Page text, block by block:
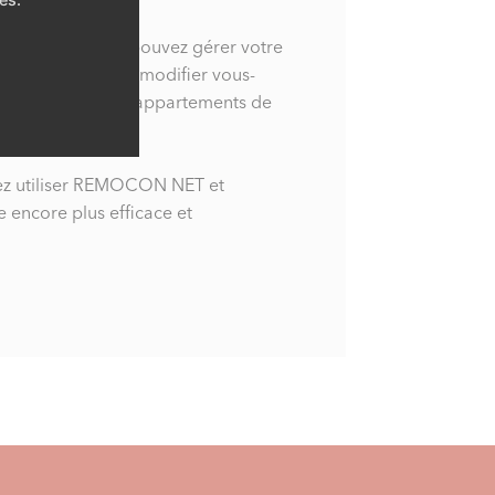
NET, vous pouvez gérer votre
où, et modifier vous-
Idéal pour les appartements de
utiliser REMOCON NET et
encore plus efficace et